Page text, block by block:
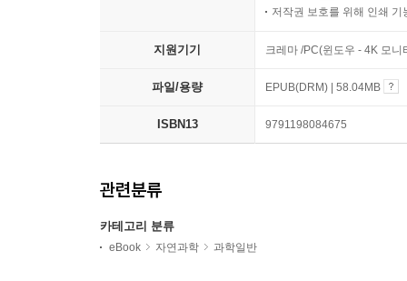
저작권 보호를 위해 인쇄 기
지원기기 크레마 /PC(윈도우 - 4K 모
파일/용량 EPUB(DRM) | 58.04MB
ISBN13 9791198084675
관련분류
카테고리 분류
eBook 자연과학 과학일반